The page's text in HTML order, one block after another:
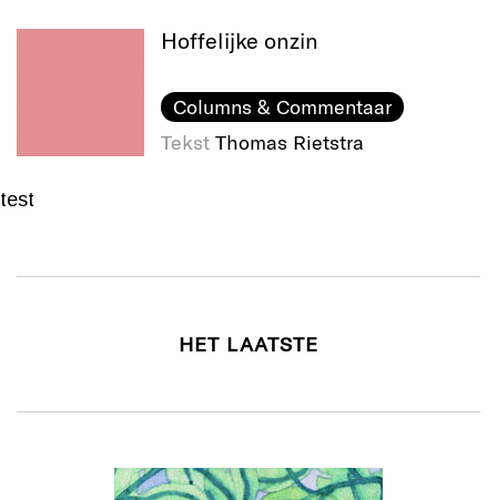
Hoffelijke onzin
Columns & Commentaar
Tekst Thomas Rietstra
test
HET LAATSTE